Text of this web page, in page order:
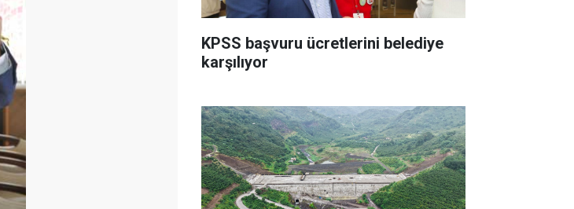
KPSS başvuru ücretlerini belediye
karşılıyor